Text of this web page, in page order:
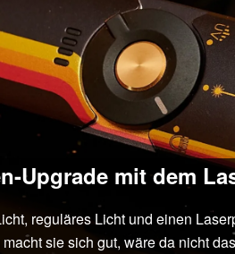
Upgrade mit dem
reguläres Licht und einen
sie sich gut, wäre da nicht